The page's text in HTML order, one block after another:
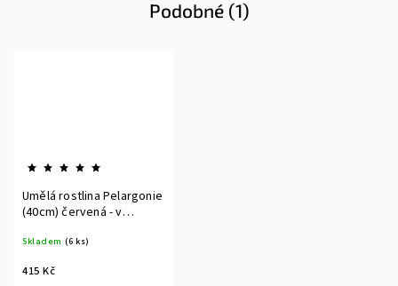
Podobné (1)
Umělá rostlina Pelargonie
(40cm) červená - v
Skladem (6 ks)
415 Kč